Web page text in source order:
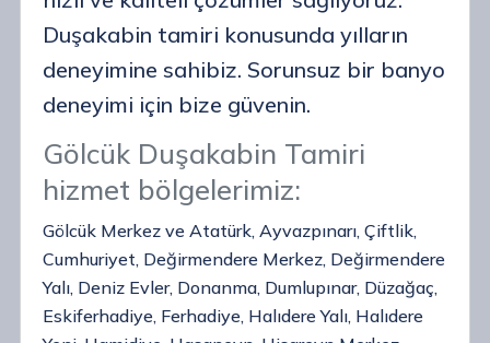
Duşakabin tamiri konusunda yılların
deneyimine sahibiz. Sorunsuz bir banyo
deneyimi için bize güvenin.
Gölcük Duşakabin Tamiri
hizmet bölgelerimiz:
Gölcük Merkez ve Atatürk, Ayvazpınarı, Çiftlik,
Cumhuriyet, Değirmendere Merkez, Değirmendere
Yalı, Deniz Evler, Donanma, Dumlupınar, Düzağaç,
Eskiferhadiye, Ferhadiye, Halıdere Yalı, Halıdere